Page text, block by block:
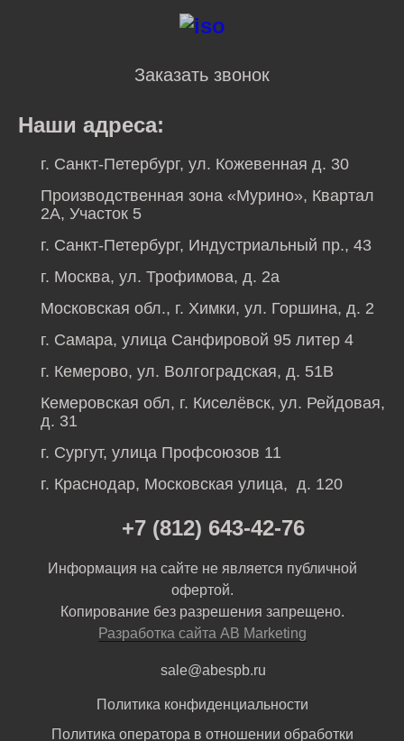
Заказать звонок
Наши адреса:
г. Санкт-Петербург, ул. Кожевенная д. 30
Производственная зона «Мурино», Квартал
2А, Участок 5
г. Санкт-Петербург, Индустриальный пр., 43
г. Москва, ул. Трофимова, д. 2а
Московская обл., г. Химки, ул. Горшина, д. 2
г. Самара, улица Санфировой 95 литер 4
г. Кемерово, ул. Волгоградская, д. 51В
Кемеровская обл, г. Киселёвск, ул. Рейдовая,
д. 31
г. Сургут, улица Профсоюзов 11
г. Краснодар, Московская улица, д. 120
+7 (812) 643-42-76
Информация на сайте не является публичной
офертой.
Копирование без разрешения запрещено.
Разработка сайта AB Marketing
sale@abespb.ru
Политика конфиденциальности
Политика оператора в отношении обработки